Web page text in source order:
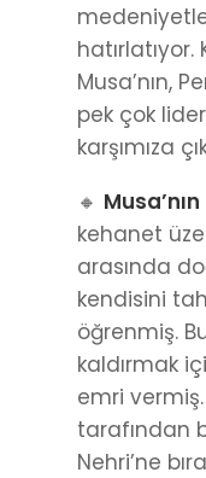
Musa’nın,
pek çok
karşımıza
🔸
kehanet
arasında
kendisini
öğrenmiş.
kaldırmak
emri
tarafından
Nehri’ne